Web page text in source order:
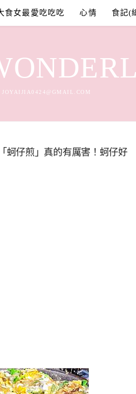
食女最愛吃吃吃 心情 食記(
JOYAIJIA0424@GMAIL.COM
蚵仔煎」真的有厲害！蚵仔好